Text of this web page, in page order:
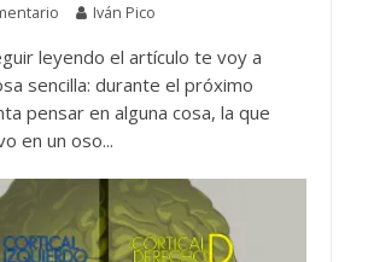
Iván Pico
leyendo el artículo te voy a
sencilla: durante el próximo
pensar en alguna cosa, la que
en un oso...